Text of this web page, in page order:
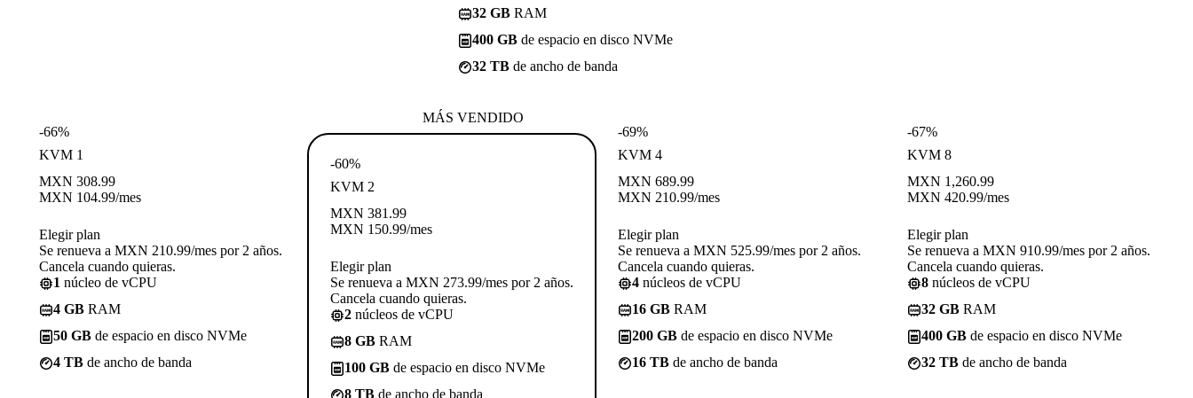
32 GB RAM
400 GB de espacio en disco NVMe
32 TB de ancho de banda
-66%
KVM 1
MXN 308.99
MXN 104.99/mes
Elegir plan
Se renueva a MXN 210.99/mes por 2 años.
Cancela cuando quieras.
1 núcleo de vCPU
4 GB RAM
50 GB de espacio en disco NVMe
4 TB de ancho de banda
MÁS VENDIDO
-60%
KVM 2
MXN 381.99
MXN 150.99/mes
Elegir plan
Se renueva a MXN 273.99/mes por 2 años.
Cancela cuando quieras.
2 núcleos de vCPU
8 GB RAM
100 GB de espacio en disco NVMe
8 TB de ancho de banda
-69%
KVM 4
MXN 689.99
MXN 210.99/mes
Elegir plan
Se renueva a MXN 525.99/mes por 2 años.
Cancela cuando quieras.
4 núcleos de vCPU
16 GB RAM
200 GB de espacio en disco NVMe
16 TB de ancho de banda
-67%
KVM 8
MXN 1,260.99
MXN 420.99/mes
Elegir plan
Se renueva a MXN 910.99/mes por 2 años.
Cancela cuando quieras.
8 núcleos de vCPU
32 GB RAM
400 GB de espacio en disco NVMe
32 TB de ancho de banda